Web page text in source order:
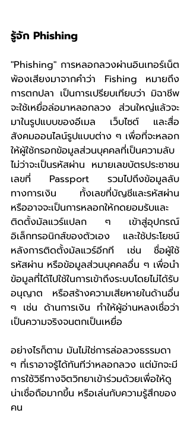
รู้จัก Phishing
"Phishing" การหลอกลวงผ่านอินเทอร์เน็ต
พ้องเสียงมาจากคำว่า Fishing หมายถึง
การตกปลา เป็นการเปรียบเทียบว่า มิฉาชีพ
จะใช้เหยื่อล่อมาหลอกลวง ส่วนใหญ่แล้วจะ
มาในรูปแบบของอีเมล เว็บไซต์ และสื่อ
สังคมออนไลน์รูปแบบต่าง ๆ เพื่อที่จะหลอก
ให้ผู้ใช้กรอกข้อมูลส่วนบุคคลที่เป็นความลับ
ไม่ว่าจะเป็นรหัสผ่าน หมายเลขบัตรประชาชน
เลขที่ Passport รวมไปถึงข้อมูลลับ
ทางการเงิน ทั้งเลขที่บัญชีและรหัสผ่าน
หรืออาจจะเป็นการหลอกให้กดยอมรับและ
ติดตั้งมัลแวร์แปลก ๆ เข้าสู่อุปกรณ์
อิเล็กทรอนิกส์ของตัวเอง และใช้ประโยชน์
หลังการติดตั้งมัลแวร์อีกที เช่น ชื่อผู้ใช้
รหัสผ่าน หรือข้อมูลส่วนบุคคลอื่น ๆ เพื่อนำ
ข้อมูลที่ได้ไปใช้ในการเข้าถึงระบบโดยไม่ได้รับ
อนุญาต หรือสร้างความเสียหายในด้านอื่น
ๆ เช่น ด้านการเงิน ทำให้ผู้อ่านหลงเชื่อว่า
เป็นความจริงจนตกเป็นเหยื่อ
อย่างไรก็ตาม มันไม่ใช่การล่อลวงธรรมดา
ๆ ที่เราอาจรู้ได้ทันทีว่าหลอกลวง แต่มักจะมี
การใช้วิธีทางจิตวิทยาเข้าร่วมด้วยเพื่อให้ดู
น่าเชื่อถือมากขึ้น หรือเล่นกับความรู้สึกของ
คน